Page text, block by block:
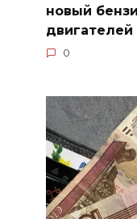
новый
двигателей
0